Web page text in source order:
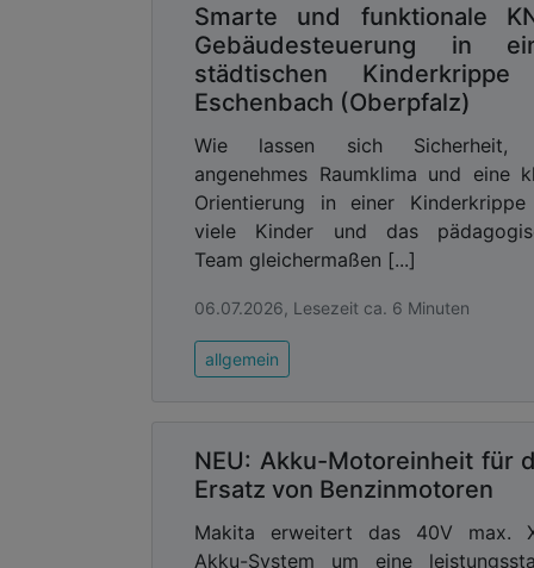
flächendeckende und einheitliche
Das System wird von allen
Berufsfeuerwehr genutzt. Für die
Hintergrund ist die enge
Reichel, Mitglied der Freiwilligen
während die Feuerwehr Hanau als
Stadt werden lediglich die Endgeräte,
beschafft.
Systems. Rückmeldungen aus den
Die offizielle Übergabe der
Feuerwehrdezernentin Isabelle
Mit dem zweiten Rollout-Schritt stärkt
und setzt ein weiteres Zeichen für
Smarte und funktionale
Gebäudesteuerung in
städtischen
Eschenbach (Oberpfalz)
Wie lassen sich Sicherheit,
angenehmes Raumklima und eine
Orientierung in einer
viele Kinder und das
Team gleichermaßen [...]
06.07.2026, Lesezeit ca. 6 Minuten
allgemein
NEU: Akku-Motoreinheit für
Ersatz von Benzinmotoren
Makita erweitert das 40V max.
Akku-System um eine